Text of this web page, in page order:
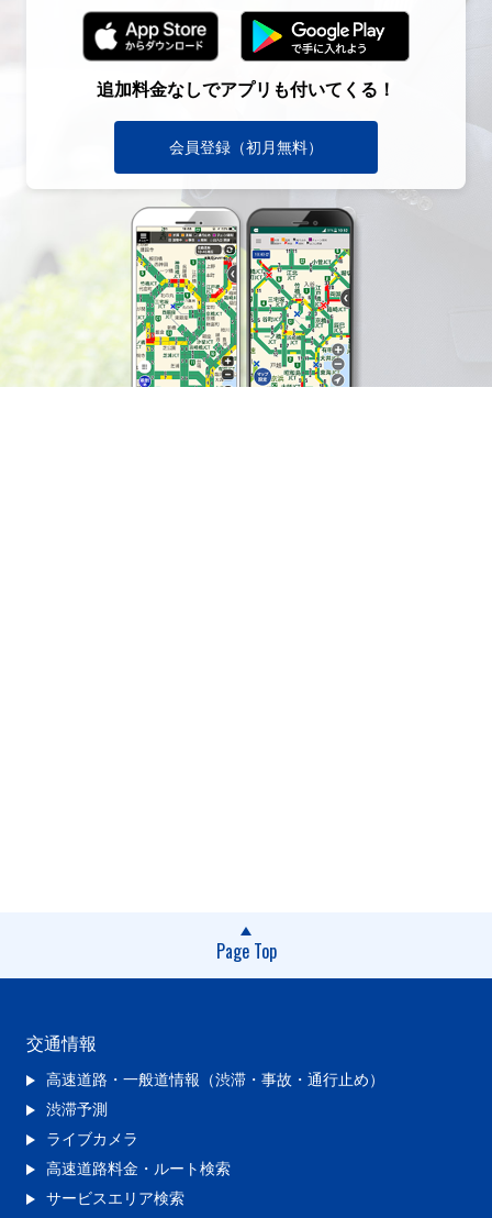
追加料金なしでアプリも付いてくる！
会員登録（初月無料）
Page Top
交通情報
高速道路・一般道情報（渋滞・事故・通行止め）
渋滞予測
ライブカメラ
高速道路料金・ルート検索
サービスエリア検索